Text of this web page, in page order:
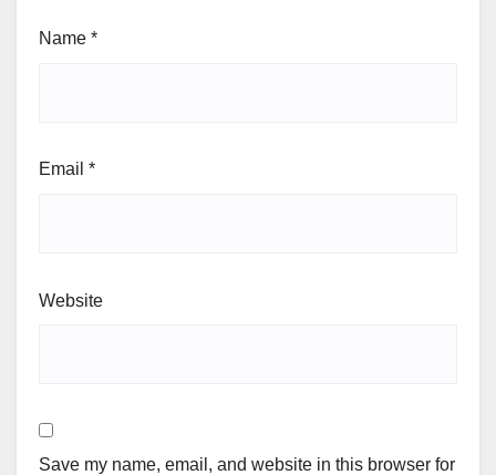
Name *
Email *
Website
Save my name, email, and website in this browser for